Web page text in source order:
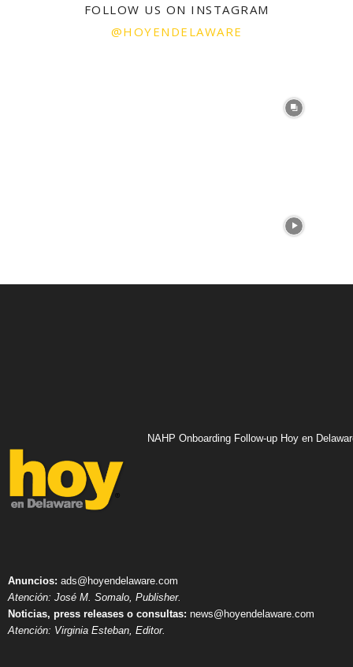
FOLLOW US ON INSTAGRAM
@HOYENDELAWARE
NAHP Onboarding Follow-up Hoy en
Anuncios: ads@hoyendelaware.com
Atención: José M. Somalo, Publisher.
Noticias, press releases o consultas: news@hoyendelaware.com
Atención: Virginia Esteban, Editor.